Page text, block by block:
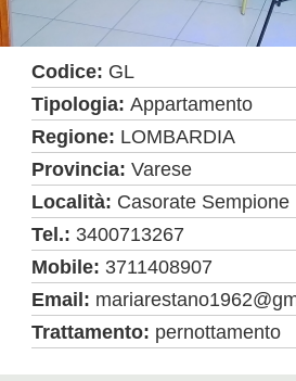
Codice: GL
Tipologia:Appartamento
Regione: LOMBARDIA
Provincia:Varese
Località: Casorate Sempione
Tel.: 3400713267
Mobile: 3711408907
Email:
Trattamento: pernottamento